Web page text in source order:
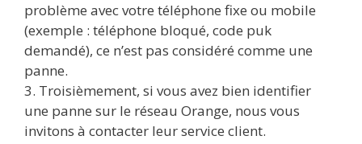
problème avec votre téléphone fixe ou mobile
(exemple : téléphone bloqué, code puk
demandé), ce n’est pas considéré comme une
panne.
3. Troisièmement, si vous avez bien identifier
une panne sur le réseau Orange, nous vous
invitons à contacter leur service client.